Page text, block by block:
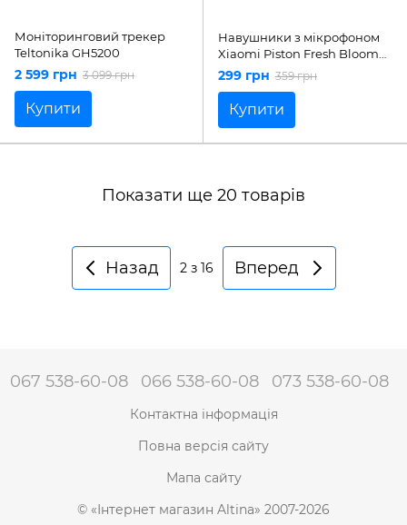
Моніторинговий трекер
Teltonika GH5200
2 599 грн 3 099 грн
Купити
Навушники з мікрофоном
Xiaomi Piston Fresh Bloom
Matte Black (ZBW4354TY)
299 грн 359 грн
Купити
Показати ще 20 товарів
Назад 2з 16 Вперед
067 538-60-08 066 538-60-08 073 538-60-08
Контактна інформація
Повна версія сайту
Мапа сайту
© «Інтернет магазин Altina» 2007-2026